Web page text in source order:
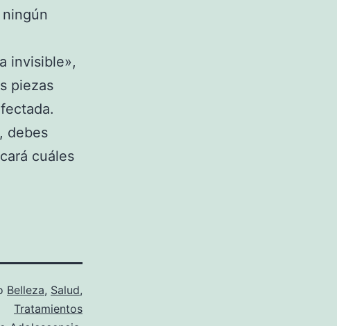
invisible»,
piezas
debes
cuáles
Belleza, Salud,
Tratamientos